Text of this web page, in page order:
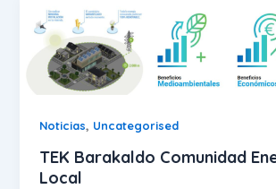
Noticias, Uncategorised
TEK Barakaldo Comunidad
Local